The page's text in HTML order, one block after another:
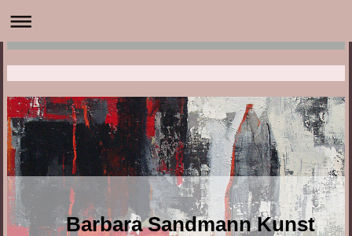
Barbara Sandmann Kunst